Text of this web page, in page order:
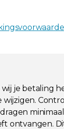
je betaling
ontvangen.